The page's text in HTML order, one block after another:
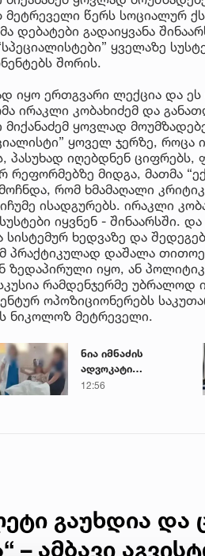
მეტრეველი წერს სოციალურ
დებატები გადაიყვანა
ყველაზე
შორის.
იყო ერთგვარი ლექცია და ეს
ირაკლი კობახიძემ და
მიქანაძემ ყოვლად
ყოველ ჯერზე, როცა
პასუხად იღებდნენ
რეფორმებზე მიდგა, მათმა
რომ ხმამაღალი
ისადგურებს. ირაკლი
იყვნენ - შინაარსში.
სისტემურ ხედვაზე და
პრაქტიკულად დაშალა
ზედაპირული იყო, ან
რამდენჯერმე უბრალოდ
ოპოზიციონერებს
ნიკოლოზ მეტრეველი.
ნია იმნაძის
ადვოკატი
საავადმყოფოში
12:56
გაუხდია
– ამბავი